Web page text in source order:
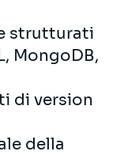
strutturati
MongoDB,
di version
della